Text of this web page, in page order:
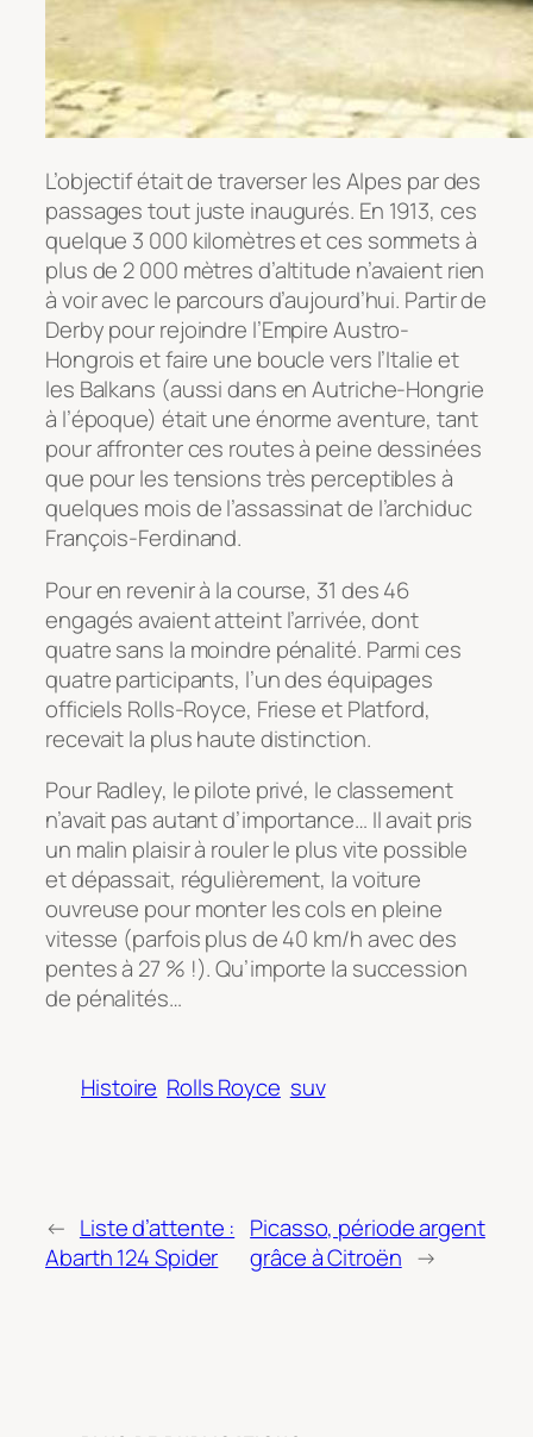
L’objectif était de traverser les Alpes par des
passages tout juste inaugurés. En 1913, ces
quelque 3 000 kilomètres et ces sommets à
plus de 2 000 mètres d’altitude n’avaient rien
à voir avec le parcours d’aujourd’hui. Partir de
Derby pour rejoindre l’Empire Austro-
Hongrois et faire une boucle vers l’Italie et
les Balkans (aussi dans en Autriche-Hongrie
à l’époque) était une énorme aventure, tant
pour affronter ces routes à peine dessinées
que pour les tensions très perceptibles à
quelques mois de l’assassinat de l’archiduc
François-Ferdinand.
Pour en revenir à la course, 31 des 46
engagés avaient atteint l’arrivée, dont
quatre sans la moindre pénalité. Parmi ces
quatre participants, l’un des équipages
officiels Rolls-Royce, Friese et Platford,
recevait la plus haute distinction.
Pour Radley, le pilote privé, le classement
n’avait pas autant d’importance… Il avait pris
un malin plaisir à rouler le plus vite possible
et dépassait, régulièrement, la voiture
ouvreuse pour monter les cols en pleine
vitesse (parfois plus de 40 km/h avec des
pentes à 27 % !). Qu’importe la succession
de pénalités…
Histoire Rolls Royce suv
← Liste d’attente :
Abarth 124 Spider
Picasso, période argent
grâce à Citroën →